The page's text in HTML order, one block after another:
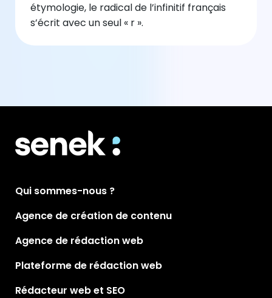
étymologie, le radical de l’infinitif français
s’écrit avec un seul « r ».
Qui sommes-nous ?
Agence de création de contenu
Agence de rédaction web
Plateforme de rédaction web
Rédacteur web et SEO